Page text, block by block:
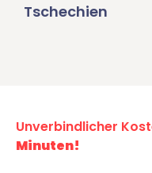
Tschechien
Unverbindlicher
Minuten!